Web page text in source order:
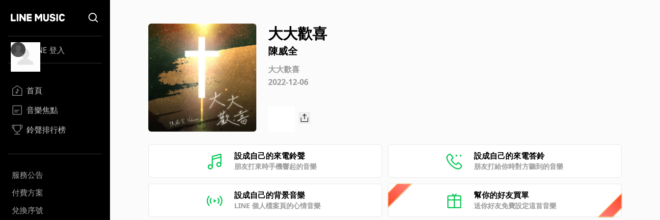
LINE 登入
首頁
音樂焦點
鈴聲排行榜
服務公告
付費方案
兌換序號
大大歡喜
陳威全
大大歡喜
2022-12-06
設成自己的來電鈴聲
朋友打來時手機響起的音樂
設成自己的來電答鈴
朋友打給你時對方聽到的音樂
設成自己的背景音樂
LINE 個人檔案頁的心情音樂
幫你的好友買單
送你好友免費設定這首音樂